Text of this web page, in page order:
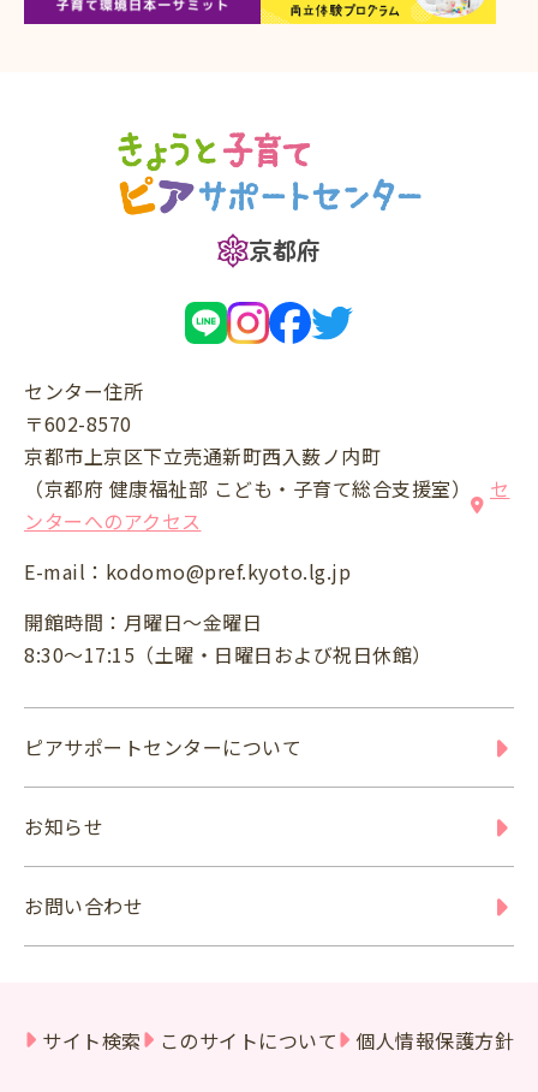
京都府
センター住所
〒602-8570
京都市上京区下立売通新町西入薮ノ内町
（京都府 健康福祉部 こども・子育て総合支援室）
セ
ンターへのアクセス
E-mail： kodomo@pref.kyoto.lg.jp
開館時間：月曜日～金曜日
8:30～17:15（土曜・日曜日および祝日休館）
ピアサポートセンターについて
お知らせ
お問い合わせ
サイト検索 このサイトについて 個人情報保護方針